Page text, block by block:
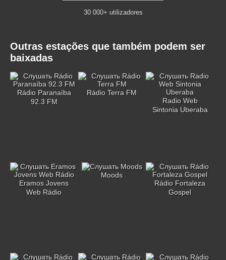
30 000+ utilizadores
Outras estações que também podem ser
baixadas
Rádio Paranaíba
92.3 FM
Rádio Terra FM
Radio Web
Sintonia Uberaba
Eramos Jovens
Web Rádio
Moods
Rádio Fortaleza
Gospel